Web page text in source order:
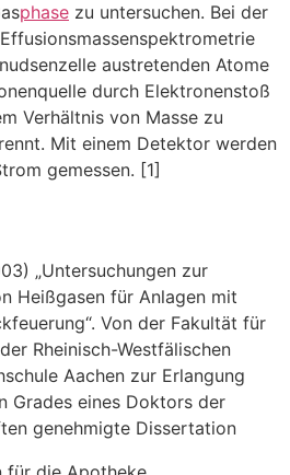
phase zu untersuchen. Bei der
austretenden Atome
durch Elektronenstoß
Verhältnis von Masse zu
Mit einem Detektor werden
gemessen. [1]
„Untersuchungen zur
Heißgasen für Anlagen mit
Von der Fakultät für
Rheinisch-Westfälischen
Aachen zur Erlangung
Grades eines Doktors der
genehmigte Dissertation